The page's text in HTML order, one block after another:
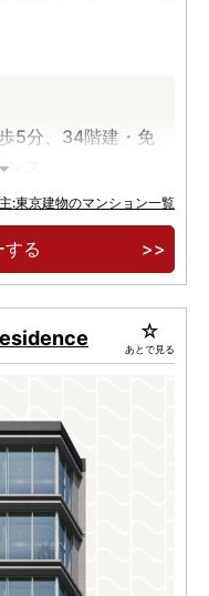
5分、34階建・免
ス
:東京建物のマンション一覧
る
あとで見る